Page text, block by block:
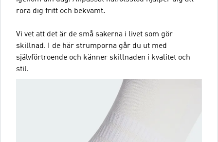
röra dig fritt och bekvämt.
Vi vet att det är de små sakerna i livet som gör
skillnad. I de här strumporna går du ut med
självförtroende och känner skillnaden i kvalitet och
stil.